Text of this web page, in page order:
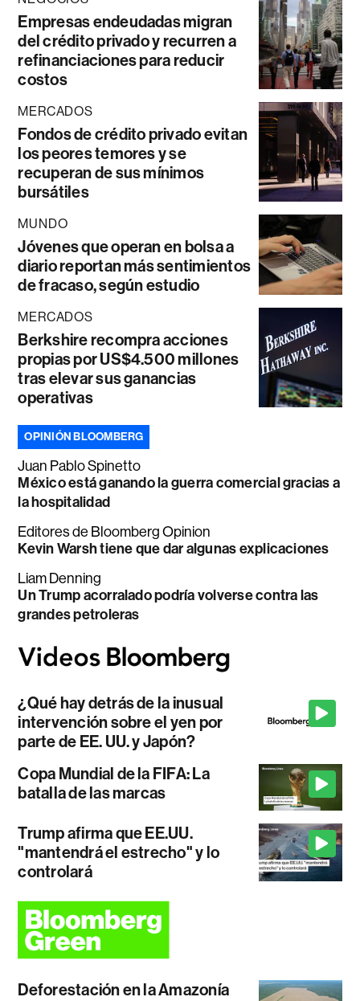
Empresas endeudadas migran
del crédito privado y recurren a
refinanciaciones para reducir
costos
MERCADOS
Fondos de crédito privado evitan
los peores temores y se
recuperan de sus mínimos
bursátiles
MUNDO
Jóvenes que operan en bolsa a
diario reportan más sentimientos
de fracaso, según estudio
MERCADOS
Berkshire recompra acciones
propias por US$4.500 millones
tras elevar sus ganancias
operativas
OPINIÓN BLOOMBERG
Juan Pablo Spinetto
México está ganando la guerra comercial gracias a
la hospitalidad
Editores de Bloomberg Opinion
Kevin Warsh tiene que dar algunas explicaciones
Liam Denning
Un Trump acorralado podría volverse contra las
grandes petroleras
¿Qué hay detrás de la inusual
intervención sobre el yen por
parte de EE. UU. y Japón?
Copa Mundial de la FIFA: La
batalla de las marcas
Trump afirma que EE.UU.
"mantendrá el estrecho" y lo
controlará
Deforestación en la Amazonía